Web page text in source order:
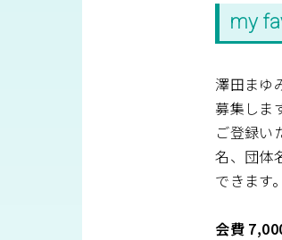
my
澤田まゆ
募集しま
ご登録い
名、団体
できます。
会費